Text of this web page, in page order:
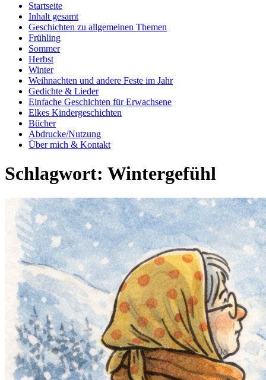
Startseite
Inhalt gesamt
Geschichten zu allgemeinen Themen
Frühling
Sommer
Herbst
Winter
Weihnachten und andere Feste im Jahr
Gedichte & Lieder
Einfache Geschichten für Erwachsene
Elkes Kindergeschichten
Bücher
Abdrucke/Nutzung
Über mich & Kontakt
Schlagwort: Wintergefühl